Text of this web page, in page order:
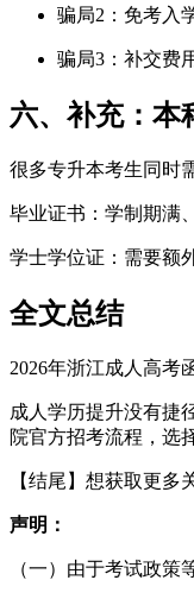
骗局2：免考入
骗局3：补交费
六、补充：本
很多专升本考生同时
毕业证书：学制期满
学士学位证：需要额
全文总结
2026年浙江成人高考
成人学历提升没有捷
院官方招考流程，选
【结尾】想获取更
声明：
（一）由于考试政